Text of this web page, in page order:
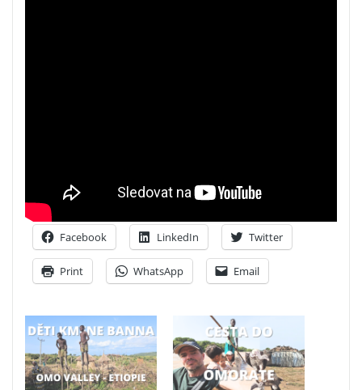
Facebook LinkedIn Twitter
Print WhatsApp Email